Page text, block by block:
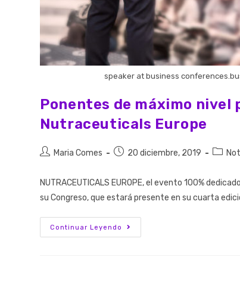
speaker at business
Ponentes de máximo
Nutraceuticals Europe
Maria Comes 20 diciembre, 2019
NUTRACEUTICALS EUROPE, el evento 100%
su Congreso, que estará presente en su cuarta
Continuar Leyendo